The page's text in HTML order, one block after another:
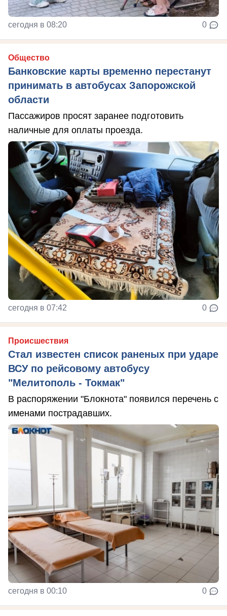
сегодня в 08:20 0
Общество
Банковские карты временно перестанут
принимать в автобусах Запорожской
области
Пассажиров просят заранее подготовить
наличные для оплаты проезда.
сегодня в 07:42 0
Происшествия
Стал известен список раненых при ударе
ВСУ по рейсовому автобусу
"Мелитополь - Токмак"
В распоряжении "Блокнота" появился перечень с
именами пострадавших.
сегодня в 00:10 0